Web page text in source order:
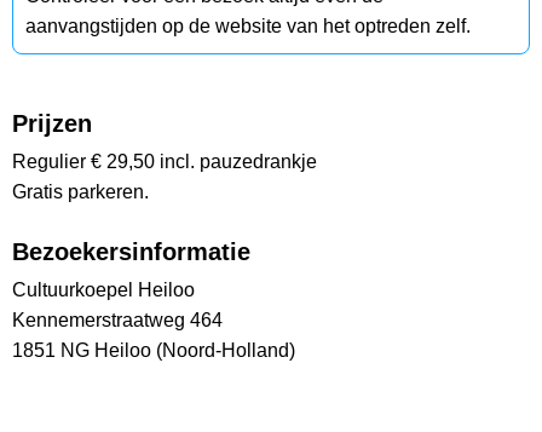
aanvangstijden op de website van het optreden zelf.
Prijzen
Regulier € 29,50 incl. pauzedrankje
Gratis parkeren.
Bezoekersinformatie
Cultuurkoepel Heiloo
Kennemerstraatweg 464
1851 NG Heiloo (Noord-Holland)